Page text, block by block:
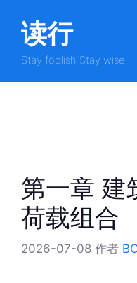
读行
Stay foolish Stay wise
第一章 建
荷载组合
2026-07-08 作者